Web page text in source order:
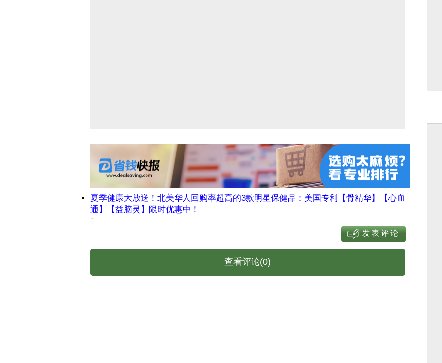
夏季健康大放送！北美华人回购率超高的3款明星保健品：美国专利【骨精华】【心血
通】【益脑灵】限时优惠中！
`
查看评论(0)